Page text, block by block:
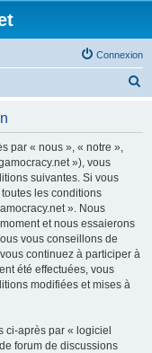
Connexion
par « nous », « notre »,
»), vous
suivantes. Si vous
les conditions
». Nous
et nous essaierons
vous conseillons de
continuez à participer à
été effectuées, vous
modifiées et mises à
ci-après par « logiciel
forum de discussions